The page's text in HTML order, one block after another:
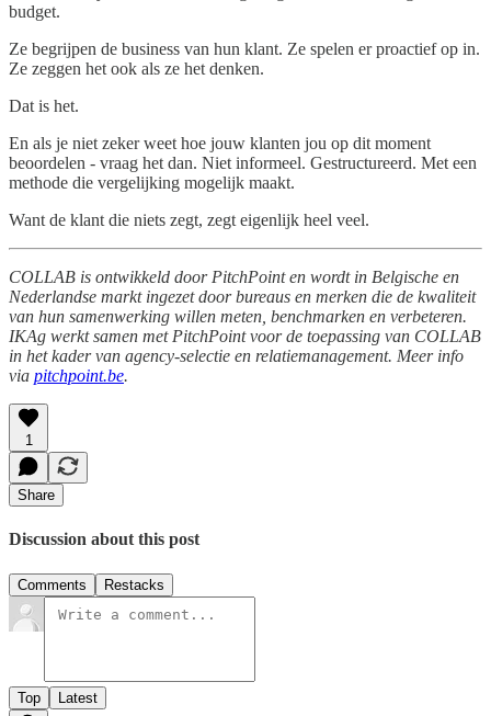
budget.
Ze begrijpen de business van hun klant. Ze spelen er proactief op in.
Ze zeggen het ook als ze het denken.
Dat is het.
En als je niet zeker weet hoe jouw klanten jou op dit moment
beoordelen - vraag het dan. Niet informeel. Gestructureerd. Met een
methode die vergelijking mogelijk maakt.
Want de klant die niets zegt, zegt eigenlijk heel veel.
COLLAB is ontwikkeld door PitchPoint en wordt in Belgische en
Nederlandse markt ingezet door bureaus en merken die de kwaliteit
van hun samenwerking willen meten, benchmarken en verbeteren.
IKAg werkt samen met PitchPoint voor de toepassing van COLLAB
in het kader van agency-selectie en relatiemanagement. Meer info
via pitchpoint.be.
1
Share
Discussion about this post
Comments Restacks
Top Latest